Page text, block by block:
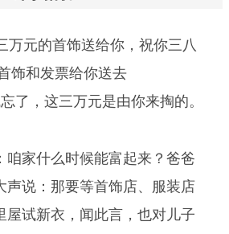
万元的首饰送给你，祝你三八
饰和发票给你送去
了，这三万元是由你来掏的。
咱家什么时候能富起来？爸爸
声说：那要等首饰店、服装店
屋试新衣，闻此言，也对儿子